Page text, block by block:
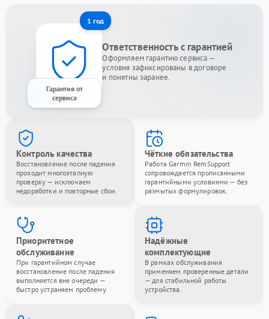
1 год
Гарантия от
сервиса
Ответственность с гарантией
Оформляем гарантию сервиса —
условия зафиксированы в договоре
и понятны заранее.
Контроль качества
Восстановление после падения
проходит многоэтапную
проверку — исключаем
недоработки и повторные сбои.
Чёткие обязательства
Работа Garmin RemSupport
сопровождается прописанными
гарантийными условиями — без
размытых формулировок.
Приоритетное
обслуживание
При гарантийном случае
восстановление после падения
выполняется вне очереди —
быстро устраняем проблему.
Надёжные
комплектующие
В рамках обслуживания
применяем проверенные детали
— для стабильной работы
устройства.